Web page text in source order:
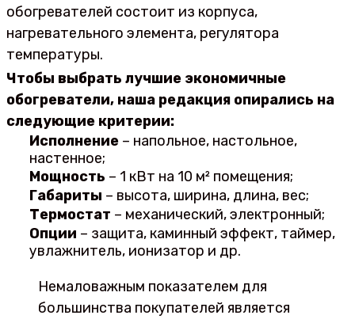
обогревателей состоит из корпуса,
нагревательного элемента, регулятора
температуры.
Чтобы выбрать лучшие экономичные
обогреватели, наша редакция опирались на
следующие критерии:
Исполнение– напольное, настольное,
настенное;
Мощность – 1 кВт на 10 м² помещения;
Габариты – высота, ширина, длина, вес;
Термостат – механический, электронный;
Опции – защита, каминный эффект, таймер,
увлажнитель, ионизатор и др.
Немаловажным показателем для
большинства покупателей является